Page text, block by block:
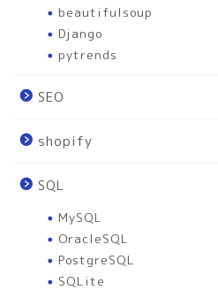
beautifulsoup
Django
pytrends
SEO
shopify
SQL
MySQL
OracleSQL
PostgreSQL
SQLite